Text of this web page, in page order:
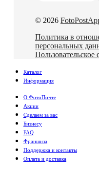
© 2026
Политика в
персональных
Пользовательское
Каталог
Информация
О ФотоПочте
Акции
Сделаем за вас
Бизнесу
FAQ
Франшиза
Поддержка и контакты
Оплата и доставка